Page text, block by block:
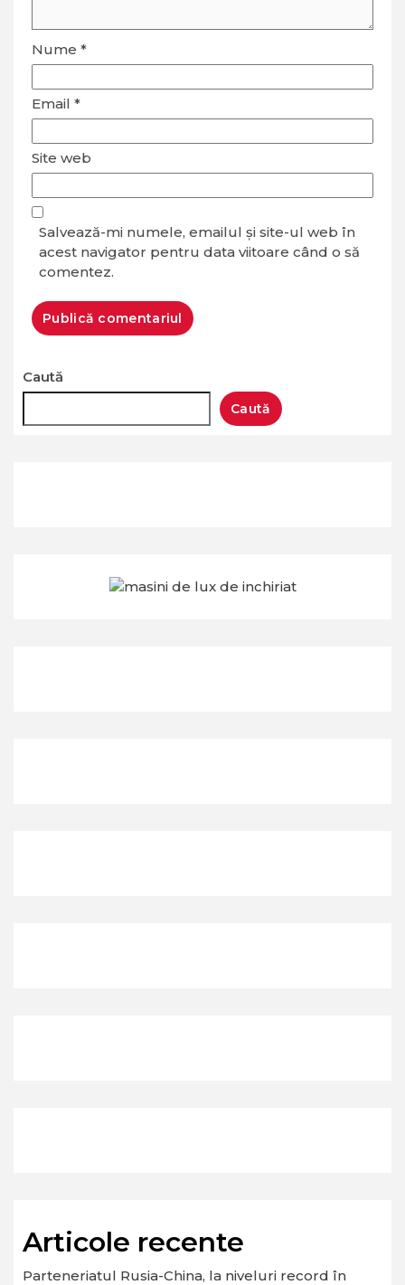
Nume *
Email *
Site web
Salvează-mi numele, emailul și site-ul web în
acest navigator pentru data viitoare când o să
comentez.
Caută
Caută
Articole recente
Parteneriatul Rusia-China, la niveluri record în